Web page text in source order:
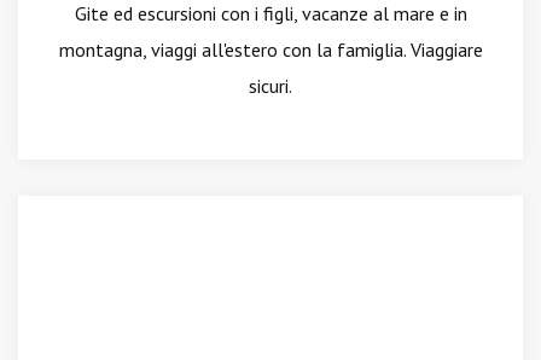
Gite ed escursioni con i figli, vacanze al mare e in
montagna, viaggi all'estero con la famiglia. Viaggiare
sicuri.